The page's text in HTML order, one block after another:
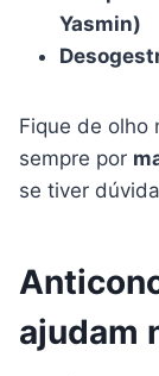
Yasmin)
Fique de olho
sempre por
se tiver
ajudam